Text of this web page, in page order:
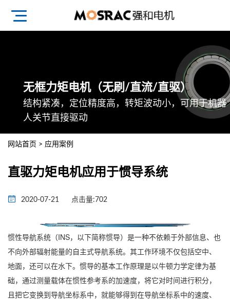
无框力矩电机（无刷/直流/直驱）
结构紧凑，定位精度高，转矩波动小，可用于机器
人关节直接驱动
网站首页 > 应用案例
直驱力矩电机应用于惯导系统
2020-07-21 点击量: 702
惯性导航系统（INS，以下简称惯导）是一种不依赖于外部信息、也
不向外部辐射能量的自主式导航系统。其工作环境不仅包括空中、
地面，还可以在水下。惯导的基本工作原理是以牛顿力学定律为基
础，通过测量载体在惯性参考系的加速度，将它对时间进行积分，
且把它变换到导航坐标系中，就能够得到在导航坐标系中的速度、